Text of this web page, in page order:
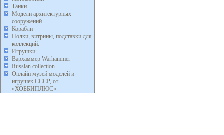
Танки
Модели архитектурных
сооружений.
Корабли
Полки, витрины, подставки для
коллекций.
Игрушки
Вархаммер Warhammer
Russian collection.
Онлайн музей моделей и
игрушек СССР, от
«ХОББИПЛЮС»